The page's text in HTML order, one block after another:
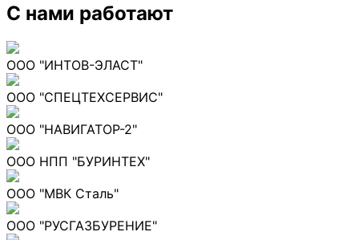
С нами работают
ООО "ИНТОВ-ЭЛАСТ"
ООО "СПЕЦТЕХСЕРВИС"
ООО "НАВИГАТОР-2"
ООО НПП "БУРИНТЕХ"
ООО "МВК Сталь"
ООО "РУСГАЗБУРЕНИЕ"